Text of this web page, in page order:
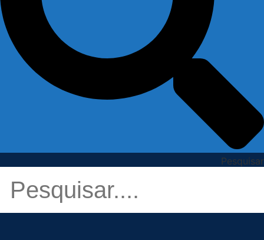
Pesquisar